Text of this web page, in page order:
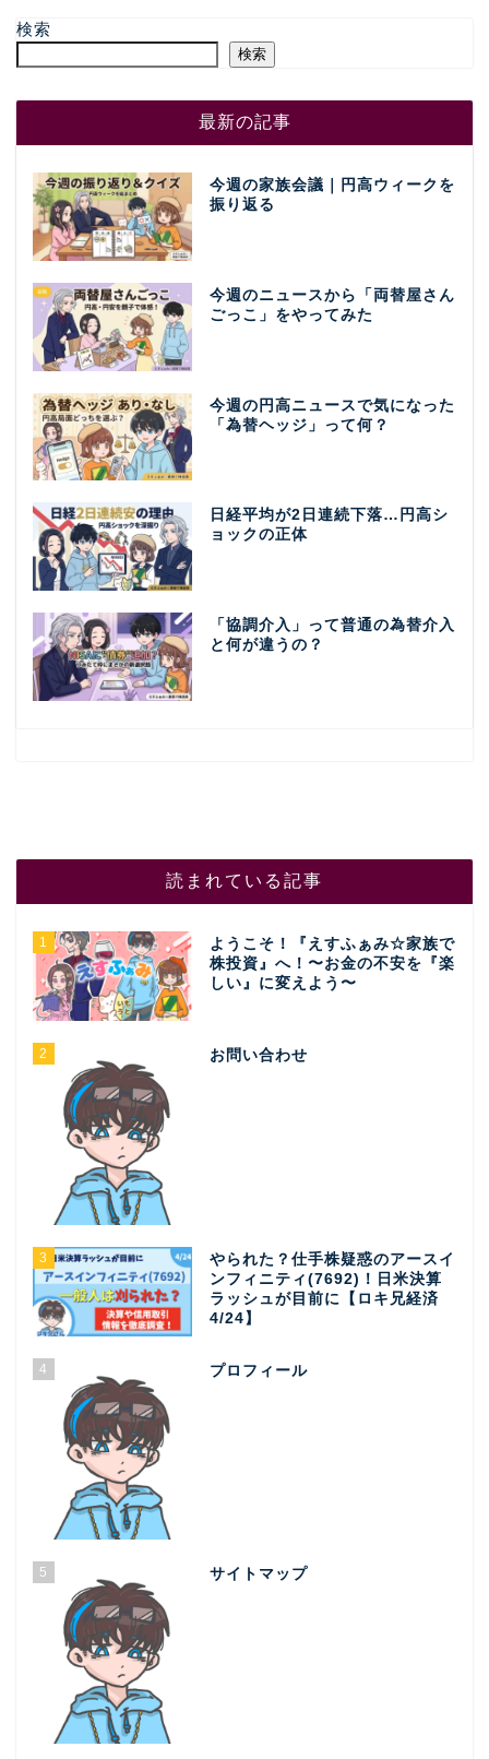
検索
検索
最新の記事
今週の家族会議｜円高ウィークを
振り返る
今週のニュースから「両替屋さん
ごっこ」をやってみた
今週の円高ニュースで気になった
「為替ヘッジ」って何？
日経平均が2日連続下落…円高シ
ョックの正体
「協調介入」って普通の為替介入
と何が違うの？
読まれている記事
1
ようこそ！『えすふぁみ☆家族で
株投資』へ！〜お金の不安を『楽
しい』に変えよう〜
2 お問い合わせ
3
やられた？仕手株疑惑のアースイ
ンフィニティ(7692)！日米決算
ラッシュが目前に【ロキ兄経済
4/24】
4 プロフィール
5 サイトマップ